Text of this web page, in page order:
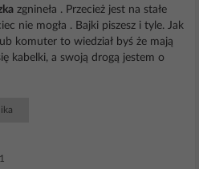
zgnineła . Przecież jest na stałe
nie mogła . Bajki piszesz i tyle. Jak
komuter to wiedział byś że mają
kabelki, a swoją drogą jestem o